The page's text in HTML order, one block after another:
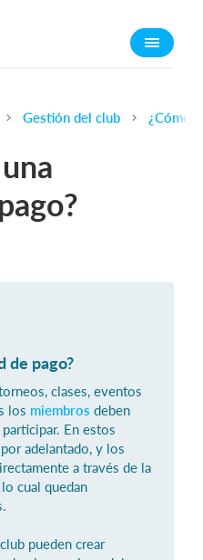
sesión
Gestión del club ¿Cómo
de pago?
clases, eventos
los miembros deben
En estos
adelantado, y los
a través de la
cual quedan
pueden crear